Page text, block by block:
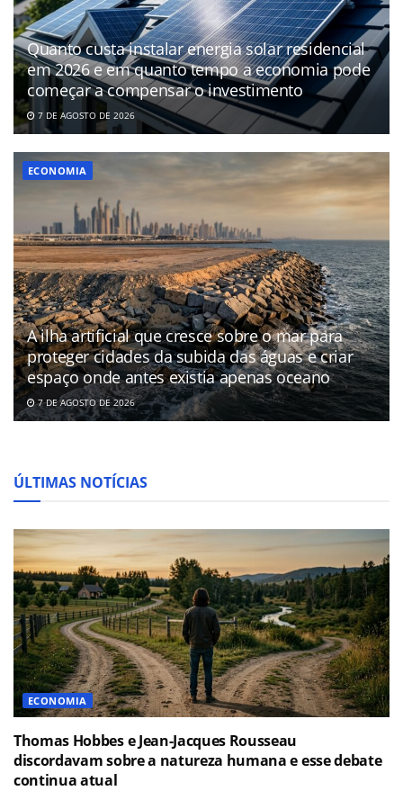
Quanto custa instalar energia solar residencial
em 2026 e em quanto tempo a economia pode
começar a compensar o investimento
7 DE AGOSTO DE 2026
ECONOMIA
A ilha artificial que cresce sobre o mar para
proteger cidades da subida das águas e criar
espaço onde antes existia apenas oceano
7 DE AGOSTO DE 2026
ÚLTIMAS NOTÍCIAS
ECONOMIA
Thomas Hobbes e Jean-Jacques Rousseau
discordavam sobre a natureza humana e esse debate
continua atual